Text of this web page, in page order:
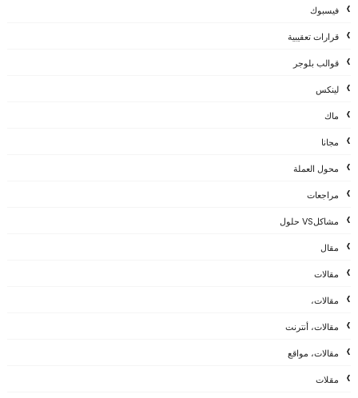
فيسبوك
قرارات تعقيبية
قوالب بلوجر
لينكس
ماك
مجانا
محول العملة
مراجعات
مشاكلVS حلول
مقال
مقالات
مقالات،
مقالات، أنترنت
مقالات، مواقع
مقلات